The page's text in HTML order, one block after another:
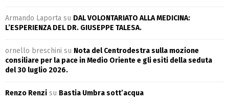
Armando Laporta su DAL VOLONTARIATO ALLA MEDICINA:
L’ESPERIENZA DEL DR. GIUSEPPE TALESA.
ornello breschini su Nota del Centrodestra sulla mozione
consiliare per la pace in Medio Oriente e gli esiti della seduta
del 30 luglio 2026.
Renzo Renzi su Bastia Umbra sott’acqua